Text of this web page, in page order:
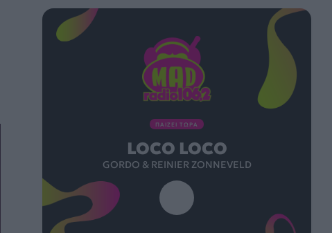
ΠΑΙΖΕΙ ΤΩΡΑ
LOCO LOCO
GORDO & REINIER ZONNEVELD